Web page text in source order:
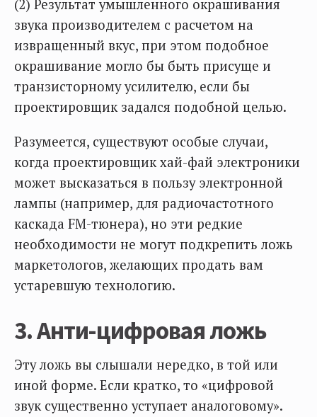
(2) Результат умышленного окрашивания
звука производителем с расчетом на
извращенный вкус, при этом подобное
окрашивание могло бы быть присуще и
транзисторному усилителю, если бы
проектировщик задался подобной целью.
Разумеется, существуют особые случаи,
когда проектировщик хай-фай электроники
может высказаться в пользу электронной
лампы (например, для радиочастотного
каскада FM-тюнера), но эти редкие
необходимости не могут подкрепить ложь
маркетологов, желающих продать вам
устаревшую технологию.
3. Анти-цифровая ложь
Эту ложь вы слышали нередко, в той или
иной форме. Если кратко, то «цифровой
звук существенно уступает аналоговому».